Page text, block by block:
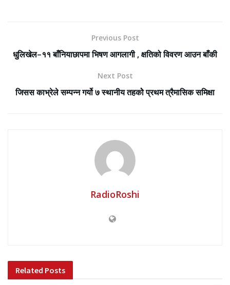
Previous Post
धुलिखेल–११ बाँनियाछापमा भिषण आगलागी , क्षतिको विवरण आउन बाँकी
Next Post
जिसस काभ्रेले सम्पन्न गर्यो ७ स्थानीय तहकोे प्रथम त्रैमासिक समिक्षा
RadioRoshi
Related Posts